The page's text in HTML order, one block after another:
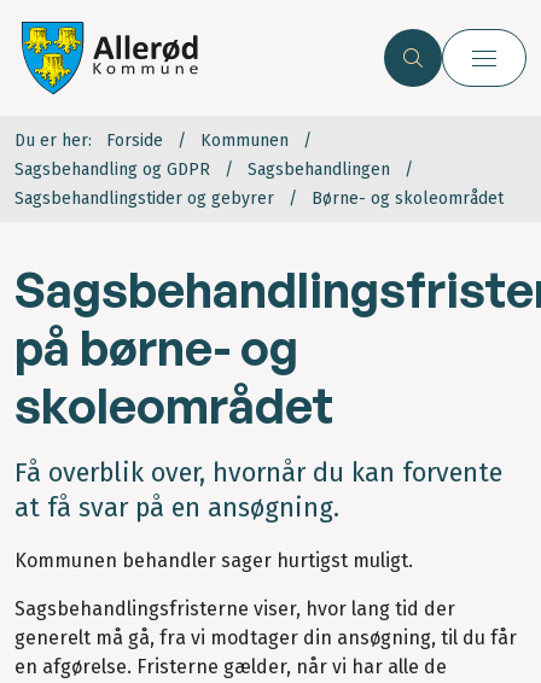
Du er her: Forside
Kommunen
Sagsbehandling og GDPR
Sagsbehandlingen
Sagsbehandlingstider og gebyrer
Børne- og skoleområdet
på børne- og
skoleområdet
Få overblik over, hvornår du kan forvente
at få svar på en ansøgning.
Kommunen behandler sager hurtigst muligt.
Sagsbehandlingsfristerne viser, hvor lang tid der
generelt må gå, fra vi modtager din ansøgning, til du får
en afgørelse. Fristerne gælder, når vi har alle de